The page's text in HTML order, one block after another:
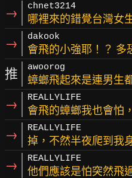
→ chnet3214
哪裡來的錯覺台灣女
→ dakook
會飛的小強耶！？ 多
推 awoorog
蟑螂飛起來是連男生
→ REALLYLIFE
會飛的蟑螂我也會怕
→ REALLYLIFE
掉，不然半夜爬到我
→ REALLYLIFE
他們應該是怕突然飛